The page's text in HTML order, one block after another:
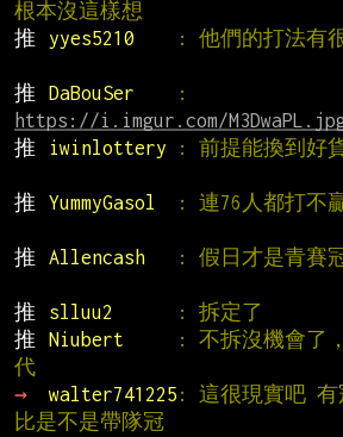
根本沒這樣想
推
yyes5210
: 他們的打法有
推
DaBouSer
https://i.imgur.com/
推
iwinlottery
: 前提能換到好
推
YummyGasol
: 連76人都打不
推
Allencash
: 假日才是青賽
推
slluu2 : 拆定了
推
Niubert
: 不拆沒機會了
代
→
walter741225 : 這很現實吧 有
比是不是帶隊冠